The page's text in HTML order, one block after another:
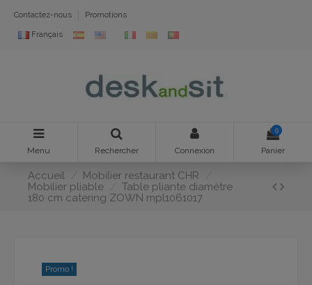
Contactez-nous Promotions
Français
Menu Rechercher Connexion
0
Panier
Accueil
Mobilier restaurant CHR
Mobilier pliable
Table pliante diamètre
180 cm catering ZOWN mpl1061017
Promo !